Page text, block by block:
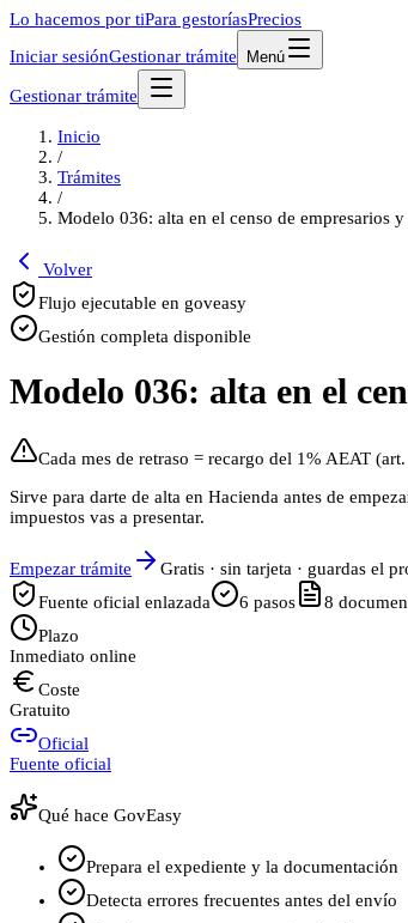
Lo hacemos por tiPara gestoríasPrecios
Iniciar sesiónGestionar trámite Menú
Gestionar trámite
Inicio
/
Trámites
/
Modelo 036: alta en el censo de empresarios
Volver
Flujo ejecutable en goveasy
Gestión completa disponible
Modelo 036: alta en el
Cada mes de retraso = recargo del 1% AEAT
Sirve para darte de alta en Hacienda antes de
impuestos vas a presentar.
Empezar trámite
Gratis · sin tarjeta · guardas el
Fuente oficial enlazada
6 pasos 8
Plazo
Inmediato online
Coste
Gratuito
Oficial
Fuente oficial
Qué hace GovEasy
Prepara el expediente y la documentación
Detecta errores frecuentes antes del envío